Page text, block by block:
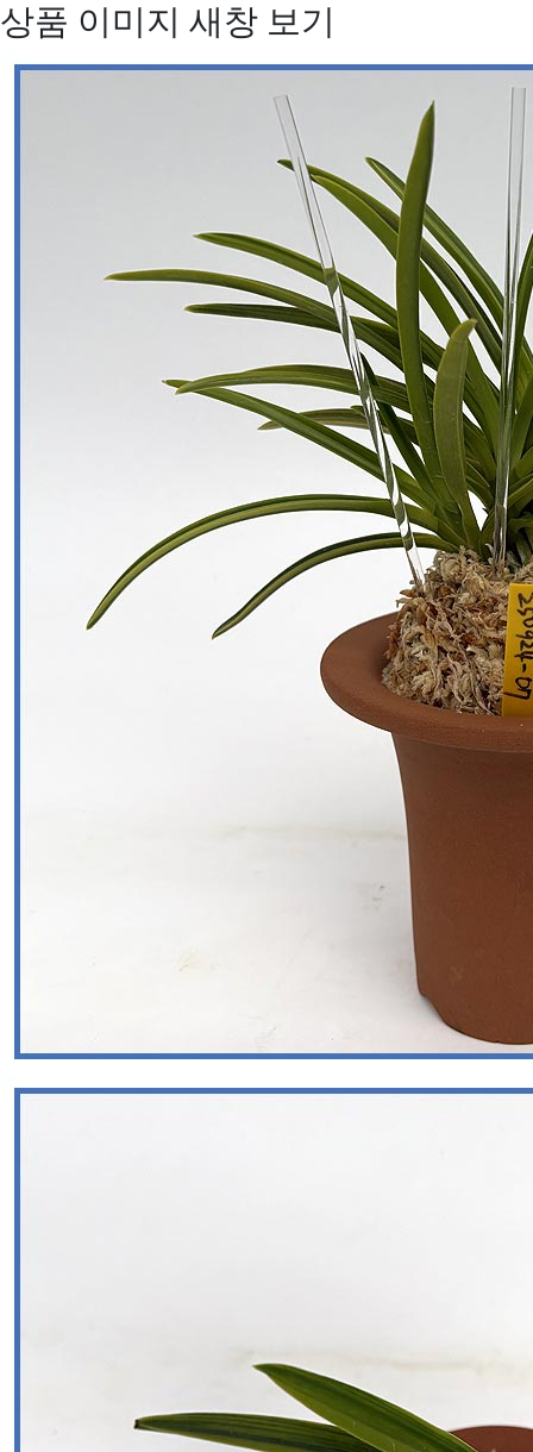
상품 이미지 새창 보기